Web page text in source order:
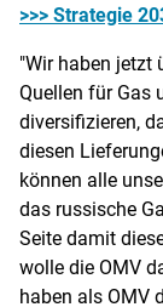
>>> Strategie
"Wir haben jetzt
Quellen für Gas
diversifizieren,
diesen
können alle
das russische
Seite damit
wolle die OMV
haben als OMV